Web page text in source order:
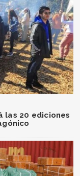
las 20 ediciones